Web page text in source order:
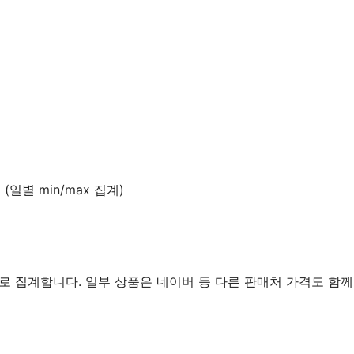
(일별 min/max 집계)
집계합니다. 일부 상품은 네이버 등 다른 판매처 가격도 함